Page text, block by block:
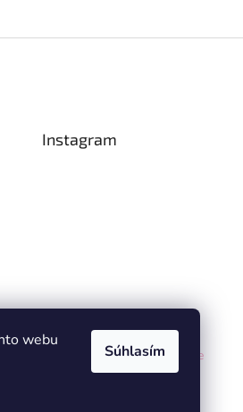
webu
Súhlasím
Instagram
Sledovať na Instagrame